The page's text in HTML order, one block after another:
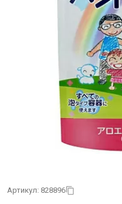
Артикул: 828896